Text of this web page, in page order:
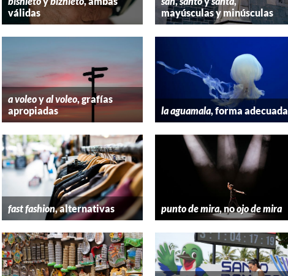
válidas
mayúsculas y minúsculas
a voleoyal voleo, grafías
apropiadas
la aguamala, forma adecuada
fast fashion, alternativas punto de mira, noojo de mira